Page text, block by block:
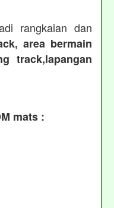
rangkaian dan
area bermain
track,lapangan
mats :